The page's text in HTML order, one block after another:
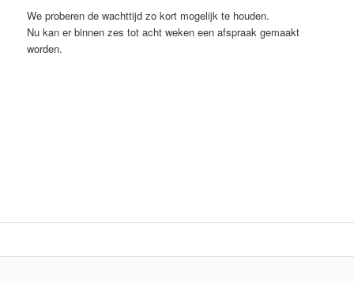
We proberen de wachttijd zo kort mogelijk te houden.
Nu kan er binnen zes tot acht weken een afspraak gemaakt
worden.